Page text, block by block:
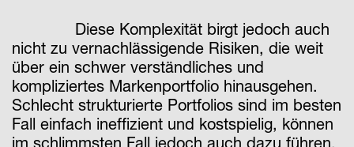
Diese Komplexität birgt jedoch auch
nicht zu vernachlässigende Risiken, die weit
über ein schwer verständliches und
kompliziertes Markenportfolio hinausgehen.
Schlecht strukturierte Portfolios sind im besten
Fall einfach ineffizient und kostspielig, können
im schlimmsten Fall jedoch auch dazu führen,